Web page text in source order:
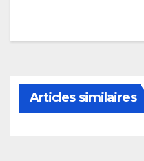
Articles similaires